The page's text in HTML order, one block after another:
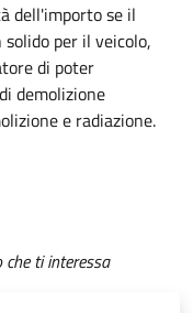
dell'importo se il
per il veicolo,
di poter
demolizione
e radiazione.
che ti interessa